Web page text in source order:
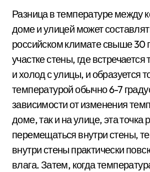
Разница в температуре между
доме и улицей может
российском климате свыше 30
участке стены, где
и холод с улицы, и образуется
температурой обычно 6-7
зависимости от изменения
доме, так и на улице, эта точка
перемещаться внутри стены,
внутри стены практически
влага. Затем, когда